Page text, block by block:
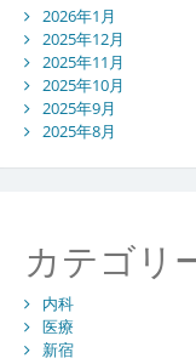
2026年1月
2025年12月
2025年11月
2025年10月
2025年9月
2025年8月
カテゴリ
内科
医療
新宿